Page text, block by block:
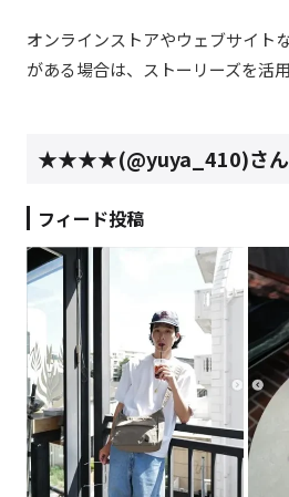
オンラインストアやウェブサイト
がある場合は、ストーリーズを活
★★★★(@yuya_410)さ
フィード投稿